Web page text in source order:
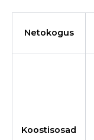
Netokogus
Koostisosad